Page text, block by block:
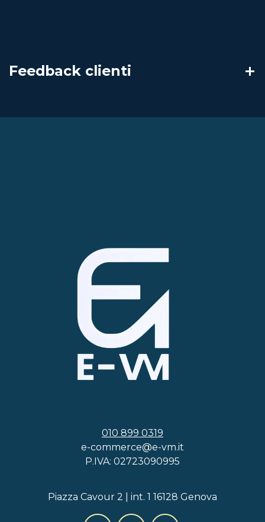
Feedback clienti
010 899 0319
e-commerce@e-vm.it
P.IVA: 02723090995
Piazza Cavour 2 | int. 1 16128 Genova